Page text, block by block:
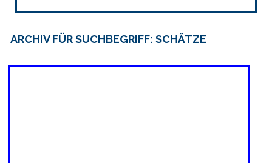
ARCHIV FÜR SUCHBEGRIFF: SCHÄTZE